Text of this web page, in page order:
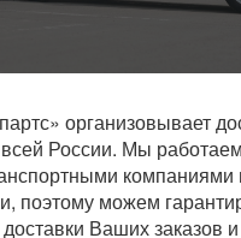
организовывает
России. Мы
компаниями
поэтому можем
Ваших заказов